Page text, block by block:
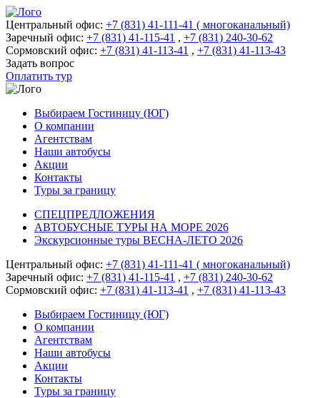
Центральный офис: +7 (831) 41-111-41 ( многоканальный)
Заречный офис: +7 (831) 41-115-41 , +7 (831) 240-30-62
Сормовский офис: +7 (831) 41-113-41 , +7 (831) 41-113-43
Задать вопрос
Оплатить тур
Выбираем Гостиницу (ЮГ)
О компании
Агентствам
Наши автобусы
Акции
Контакты
Туры за границу
СПЕЦПРЕДЛОЖЕНИЯ
АВТОБУСНЫЕ ТУРЫ НА МОРЕ 2026
Экскурсионные туры ВЕСНА-ЛЕТО 2026
Центральный офис: +7 (831) 41-111-41 ( многоканальный)
Заречный офис: +7 (831) 41-115-41 , +7 (831) 240-30-62
Сормовский офис: +7 (831) 41-113-41 , +7 (831) 41-113-43
Выбираем Гостиницу (ЮГ)
О компании
Агентствам
Наши автобусы
Акции
Контакты
Туры за границу